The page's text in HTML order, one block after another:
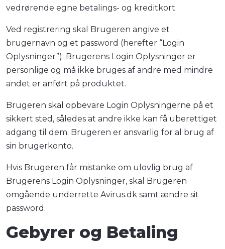
vedrørende egne betalings- og kreditkort.
Ved registrering skal Brugeren angive et
brugernavn og et password (herefter “Login
Oplysninger”). Brugerens Login Oplysninger er
personlige og må ikke bruges af andre med mindre
andet er anført på produktet.
Brugeren skal opbevare Login Oplysningerne på et
sikkert sted, således at andre ikke kan få uberettiget
adgang til dem. Brugeren er ansvarlig for al brug af
sin brugerkonto.
Hvis Brugeren får mistanke om ulovlig brug af
Brugerens Login Oplysninger, skal Brugeren
omgående underrette Avirus.dk samt ændre sit
password.
Gebyrer og Betaling